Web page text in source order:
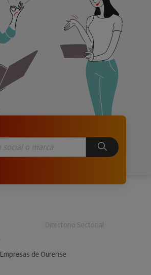
Directorio Sectorial
Empresas de Ourense